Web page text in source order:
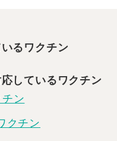
るワクチン
しているワクチン
ン
クチン